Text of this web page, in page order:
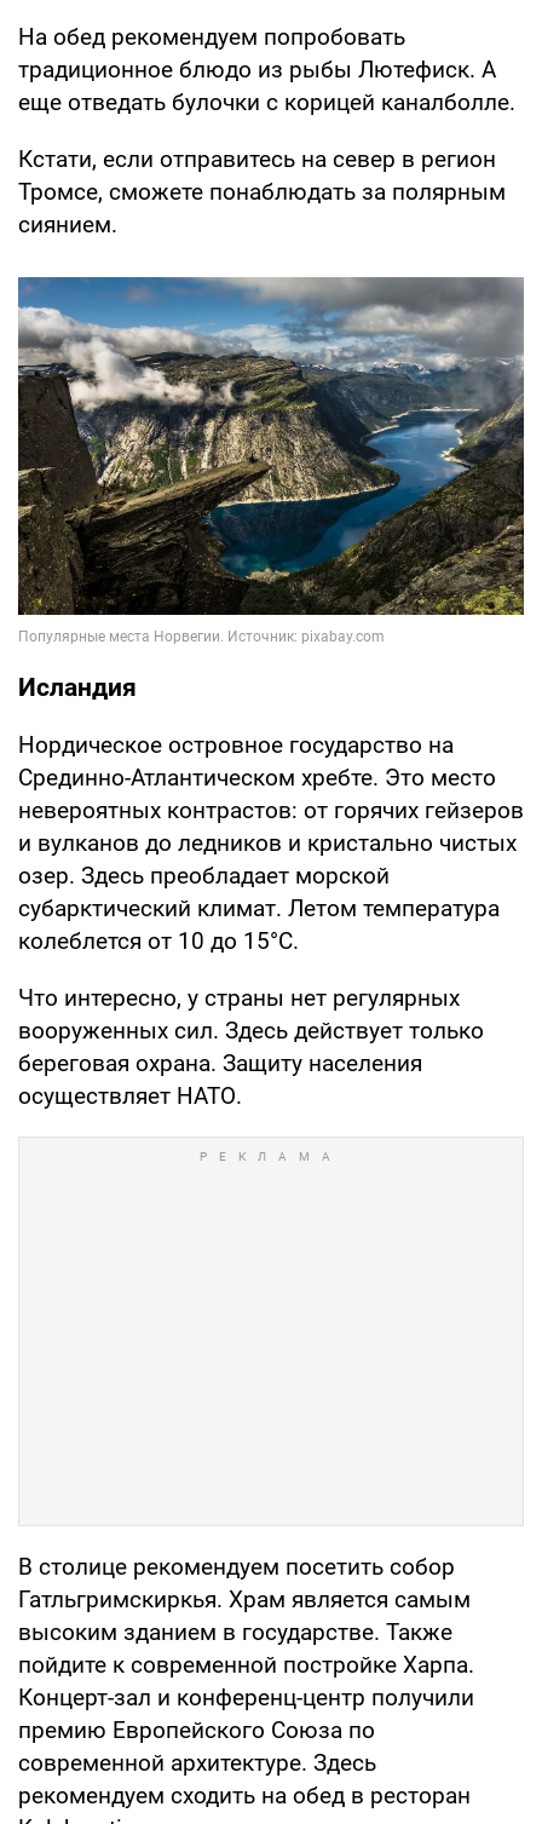
На обед рекомендуем попробовать
традиционное блюдо из рыбы Лютефиск. А
еще отведать булочки с корицей каналболле.
Кстати, если отправитесь на север в регион
Тромсе, сможете понаблюдать за полярным
сиянием.
Исландия
Нордическое островное государство на
Срединно-Атлантическом хребте. Это место
невероятных контрастов: от горячих гейзеров
и вулканов до ледников и кристально чистых
озер. Здесь преобладает морской
субарктический климат. Летом температура
колеблется от 10 до 15°C.
Что интересно, у страны нет регулярных
вооруженных сил. Здесь действует только
береговая охрана. Защиту населения
осуществляет НАТО.
В столице рекомендуем посетить собор
Гатльгримскиркья. Храм является самым
высоким зданием в государстве. Также
пойдите к современной постройке Харпа.
Концерт-зал и конференц-центр получили
премию Европейского Союза по
современной архитектуре. Здесь
рекомендуем сходить на обед в ресторан